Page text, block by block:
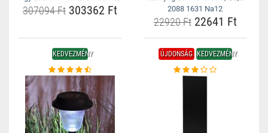
307094 Ft 303362 Ft
2088 1631 Na12
22920 Ft22641 Ft
KEDVEZMÉNY ÚJDONSÁG KEDVEZMÉNY